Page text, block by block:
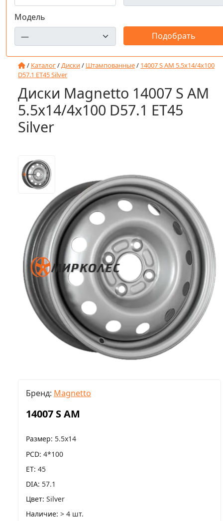
Модель
/ Каталог/Диски/ Штампованные/ 14007 S AM 5.5x14/4x100
D57.1 ET45 Silver
Диски Magnetto 14007 S AM
5.5x14/4x100 D57.1 ET45
Silver
Бренд: Magnetto
14007 S AM
Размер 5.5x14
PCD 4*100
ET 45
DIA 57.1
Цвет Silver
Наличие > 4 шт.